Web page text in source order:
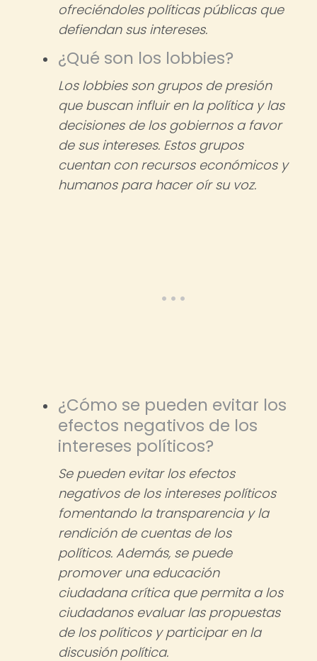
ofreciéndoles políticas públicas que
defiendan sus intereses.
¿Qué son los lobbies?
Los lobbies son grupos de presión
que buscan influir en la política y las
decisiones de los gobiernos a favor
de sus intereses. Estos grupos
cuentan con recursos económicos y
humanos para hacer oír su voz.
¿Cómo se pueden evitar los
efectos negativos de los
intereses políticos?
Se pueden evitar los efectos
negativos de los intereses políticos
fomentando la transparencia y la
rendición de cuentas de los
políticos. Además, se puede
promover una educación
ciudadana crítica que permita a los
ciudadanos evaluar las propuestas
de los políticos y participar en la
discusión política.